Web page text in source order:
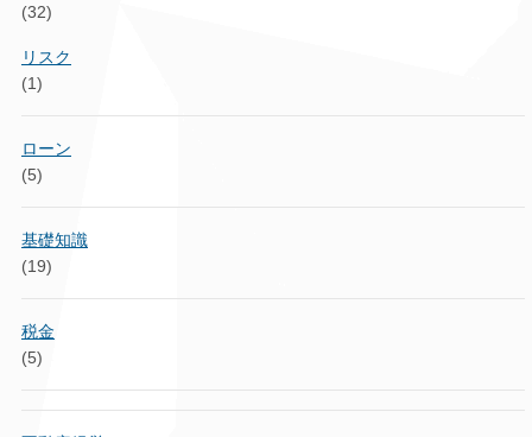
(32)
リスク
(1)
ローン
(5)
基礎知識
(19)
税金
(5)